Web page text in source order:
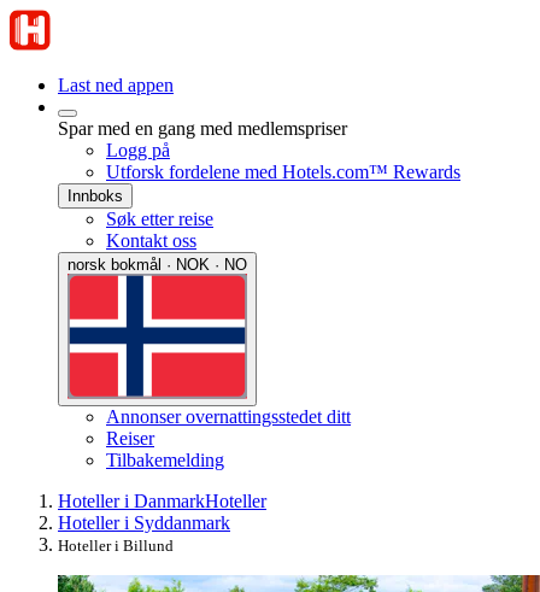
Last ned appen
Spar med en gang med medlemspriser
Logg på
Utforsk fordelene med Hotels.com™ Rewards
Innboks
Søk etter reise
Kontakt oss
norsk bokmål · NOK · NO
Annonser overnattingsstedet ditt
Reiser
Tilbakemelding
Hoteller i DanmarkHoteller
Hoteller i Syddanmark
Hoteller i Billund